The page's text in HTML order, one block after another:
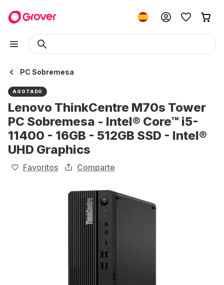
PC Sobremesa
AGOTADO
Lenovo ThinkCentre M70s Tower
PC Sobremesa - Intel® Core™ i5-
11400 - 16GB - 512GB SSD - Intel®
UHD Graphics
Favoritos Comparte